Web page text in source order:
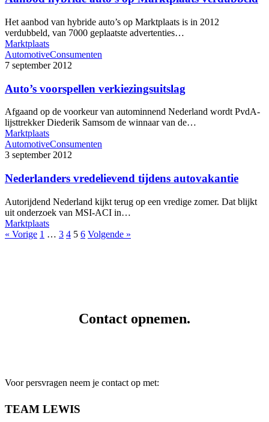
Het aanbod van hybride auto’s op Marktplaats is in 2012
verdubbeld, van 7000 geplaatste advertenties…
Marktplaats
AutomotiveConsumenten
7 september 2012
Auto’s voorspellen verkiezingsuitslag
Afgaand op de voorkeur van autominnend Nederland wordt PvdA-
lijsttrekker Diederik Samsom de winnaar van de…
Marktplaats
AutomotiveConsumenten
3 september 2012
Nederlanders vredelievend tijdens autovakantie
Autorijdend Nederland kijkt terug op een vredige zomer. Dat blijkt
uit onderzoek van MSI-ACI in…
Marktplaats
« Vorige 1 … 3 4 5 6 Volgende »
Contact opnemen.
Voor persvragen neem je contact op met:
TEAM LEWIS